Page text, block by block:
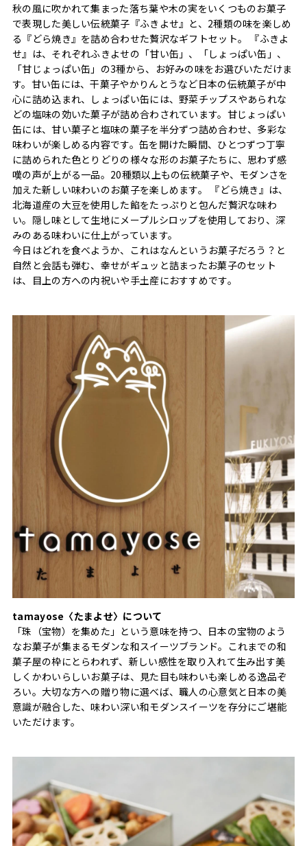
秋の風に吹かれて集まった落ち葉や木の実をいくつものお菓子
で表現した美しい伝統菓子『ふきよせ』と、2種類の味を楽しめ
る『どら焼き』を詰め合わせた贅沢なギフトセット。 『ふきよ
せ』は、それぞれふきよせの「甘い缶」、「しょっぱい缶」、
「甘じょっぱい缶」の3種から、お好みの味をお選びいただけま
す。甘い缶には、干菓子やかりんとうなど日本の伝統菓子が中
心に詰め込まれ、しょっぱい缶には、野菜チップスやあられな
どの塩味の効いた菓子が詰め合わされています。甘じょっぱい
缶には、甘い菓子と塩味の菓子を半分ずつ詰め合わせ、多彩な
味わいが楽しめる内容です。缶を開けた瞬間、ひとつずつ丁寧
に詰められた色とりどりの様々な形のお菓子たちに、思わず感
嘆の声が上がる一品。20種類以上もの伝統菓子や、モダンさを
加えた新しい味わいのお菓子を楽しめます。 『どら焼き』は、
北海道産の大豆を使用した餡をたっぷりと包んだ贅沢な味わ
い。隠し味として生地にメープルシロップを使用しており、深
みのある味わいに仕上がっています。
今日はどれを食べようか、これはなんというお菓子だろう？と
自然と会話も弾む、幸せがギュッと詰まったお菓子のセット
は、目上の方への内祝いや手土産におすすめです。
tamayose〈たまよせ〉について
「珠（宝物）を集めた」という意味を持つ、日本の宝物のよう
なお菓子が集まるモダンな和スイーツブランド。これまでの和
菓子屋の枠にとらわれず、新しい感性を取り入れて生み出す美
しくかわいらしいお菓子は、見た目も味わいも楽しめる逸品ぞ
ろい。大切な方への贈り物に選べば、職人の心意気と日本の美
意識が融合した、味わい深い和モダンスイーツを存分にご堪能
いただけます。